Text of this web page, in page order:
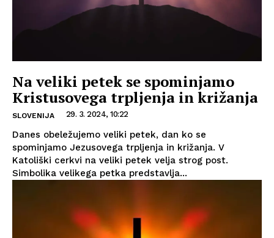
Na veliki petek se spominjamo
Kristusovega trpljenja in križanja
SLOVENIJA 29. 3. 2024, 10:22
Danes obeležujemo veliki petek, dan ko se
spominjamo Jezusovega trpljenja in križanja. V
Katoliški cerkvi na veliki petek velja strog post.
Simbolika velikega petka predstavlja...